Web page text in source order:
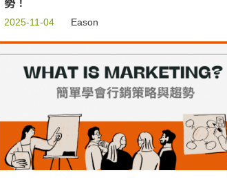
勢！
2025-11-04 Eason